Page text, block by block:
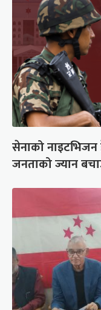
सेनाको
जनताको ज्यान